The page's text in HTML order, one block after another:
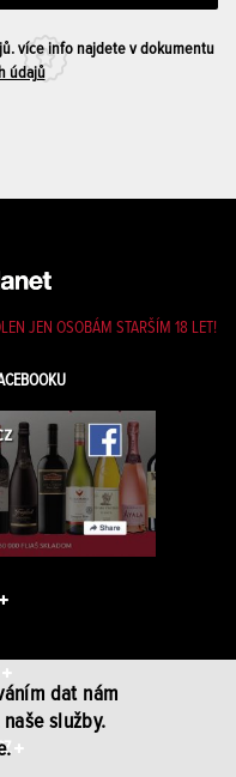
více info najdete v dokumentu
údajů
JEN OSOBÁM STARŠÍM 18 LET!
dat nám
služby.